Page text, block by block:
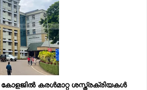
കോളജിൽ കരൾമാറ്റ ശസ്ത്രക്രിയകൾ